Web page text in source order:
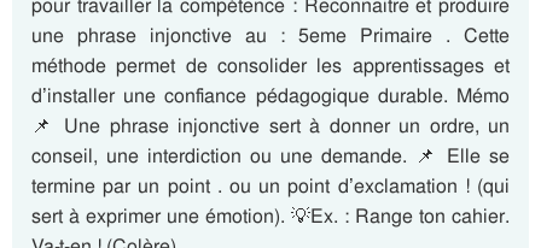
une phrase injonctive au : 5eme Primaire . Cette
méthode permet de consolider les apprentissages et
d’installer une confiance pédagogique durable. Mémo
📌 Une phrase injonctive sert à donner un ordre, un
conseil, une interdiction ou une demande. 📌 Elle se
termine par un point . ou un point d’exclamation ! (qui
sert à exprimer une émotion). 💡Ex. : Range ton cahier.